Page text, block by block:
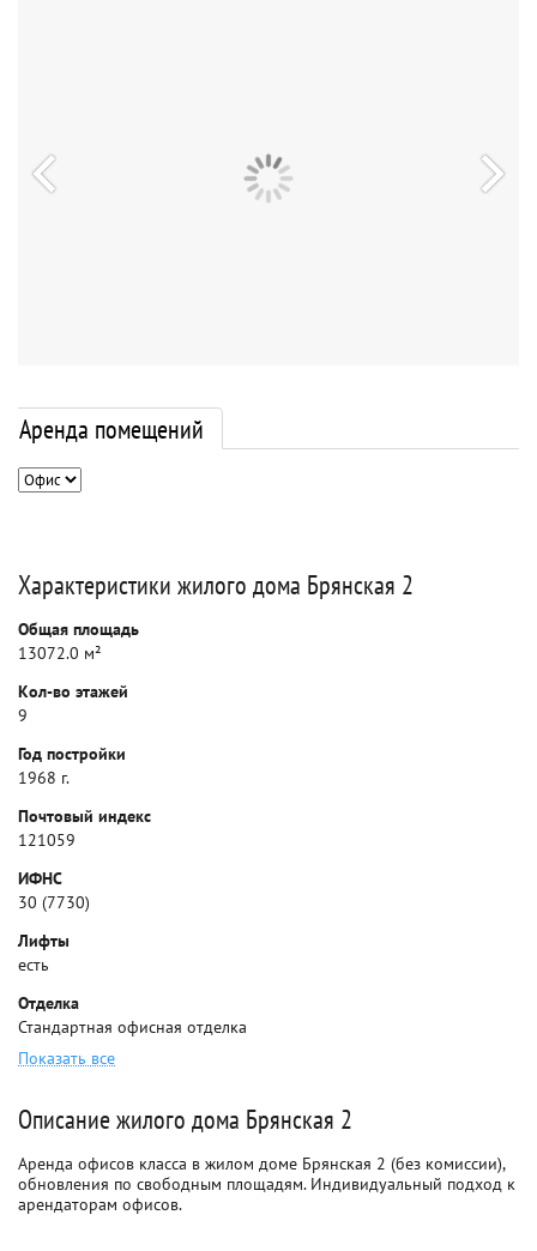
Аренда помещений
Характеристики жилого дома Брянская 2
Общая площадь
13072.0 м²
Кол-во этажей
9
Год постройки
1968 г.
Почтовый индекс
121059
ИФНС
30 (7730)
Лифты
есть
Отделка
Стандартная офисная отделка
Показать все
Описание жилого дома Брянская 2
Аренда офисов класса в жилом доме Брянская 2 (без комиссии),
обновления по свободным площадям. Индивидуальный подход к
арендаторам офисов.